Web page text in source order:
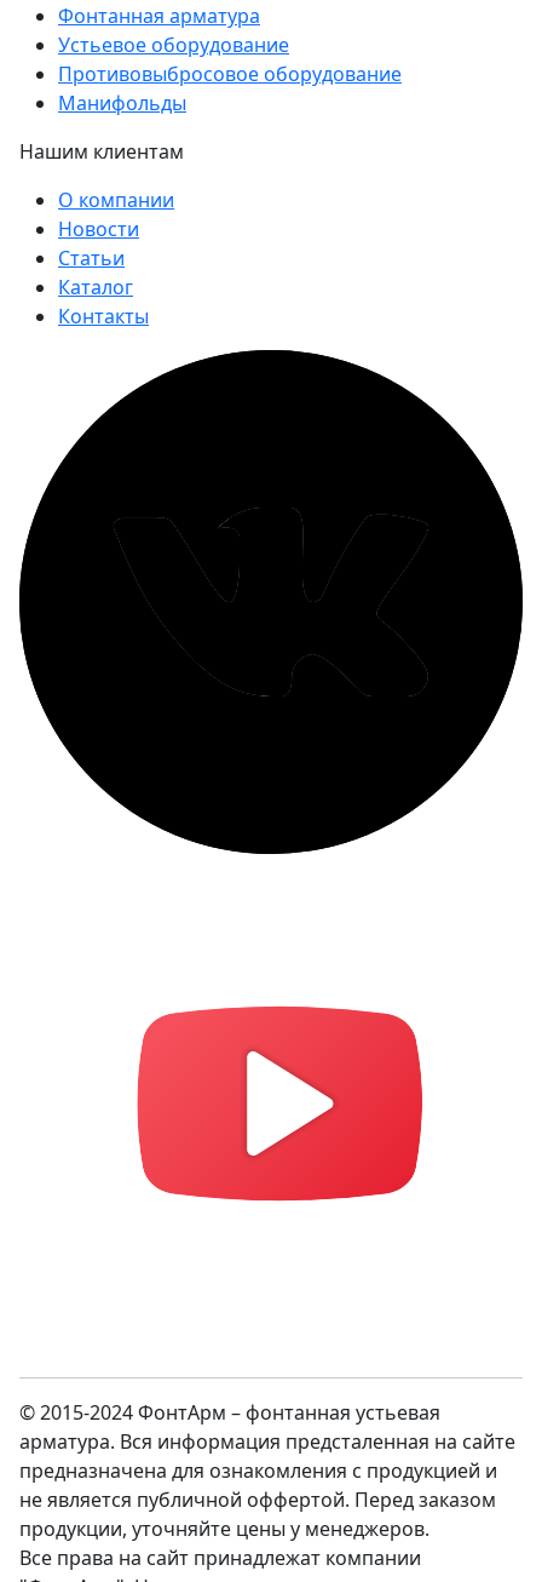
Фонтанная арматура
Устьевое оборудование
Противовыбросовое оборудование
Манифольды
Нашим клиентам
О компании
Новости
Статьи
Каталог
Контакты
© 2015-2024 ФонтАрм – фонтанная устьевая
арматура. Вся информация предсталенная на сайте
предназначена для ознакомления с продукцией и
не является публичной оффертой. Перед заказом
продукции, уточняйте цены у менеджеров.
Все права на сайт принадлежат компании